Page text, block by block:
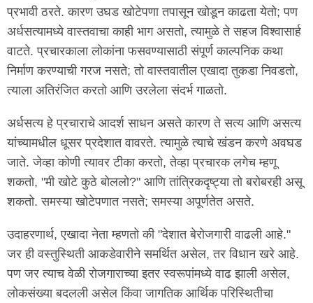
प्रभावी ठरते. कारण उघड खोटेपणा तपासून खोडून काढता येतो; पण
अर्धसत्यामध्ये वास्तवाचा काही भाग असतो, त्यामुळे ते सहज विश्वासार्ह
वाटते. प्रचारकाला लोकांना फसवण्यासाठी संपूर्ण काल्पनिक कथा
निर्माण करण्याची गरज नसते; तो वास्तवातील एखादा तुकडा निवडतो,
त्याला अतिरंजित करतो आणि उरलेला संदर्भ गाळतो.
अर्धसत्य हे प्रचाराचे आदर्श साधन असते कारण ते सत्य आणि असत्य
यांच्यामधील धूसर प्रदेशात वावरते. त्यामुळे त्याचे खंडन करणे अवघड
जाते. जेव्हा कोणी त्यावर टीका करतो, तेव्हा प्रचारक लगेच म्हणू
शकतो, "मी खोटे कुठे बोललो?" आणि तांत्रिकदृष्ट्या तो बरोबरही असू
शकतो. समस्या खोटेपणात नसते; समस्या अपूर्णतेत असते.
उदाहरणार्थ, एखादा नेता म्हणतो की "देशात बेरोजगारी वाढली आहे."
जर ही वस्तुस्थिती आकडेवारीने समर्थित असेल, तर विधान खरे आहे.
पण जर त्याच वेळी रोजगाराच्या इतर स्वरूपांमध्ये वाढ झाली असेल,
लोकसंख्या बदलली असेल किंवा जागतिक आर्थिक परिस्थितीचा